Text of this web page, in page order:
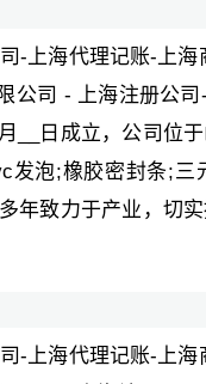
-上海代理记账-上
公司 - 上海注册公
__日成立，公司位
发泡;橡胶密封条;
致力于产业，切
-上海代理记账-上